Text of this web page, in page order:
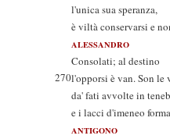
l'unica sua speranza,
è viltà conservarsi e
ALESSANDRO
Consolati; al destino
270l'opporsi è van. Son le
da' fati avvolte in
e i lacci d'imeneo
ANTIGONO